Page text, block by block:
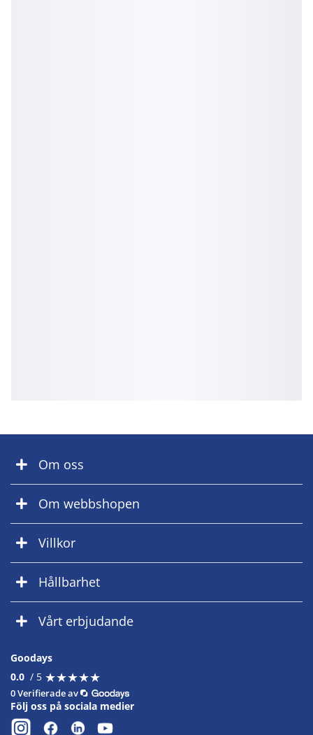
Om oss
Om webbshopen
Villkor
Hållbarhet
Vårt erbjudande
Goodays
0.0 / 5 ★★★★★
★★★★★
0 Verifierade av
Följ oss på sociala medier